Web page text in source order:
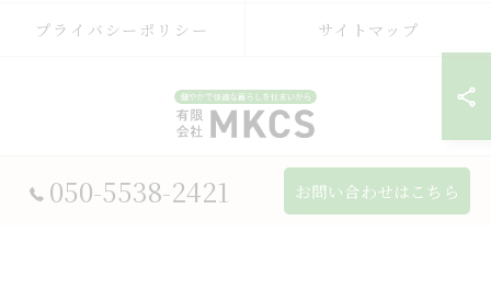
050-5538-2421 お問い合わせはこちら
プライバシーポリシー サイトマップ
© 2026 兵庫県宝塚市のリフォームなら有限会社MKCS ALL RIGHTS
RESERVED.